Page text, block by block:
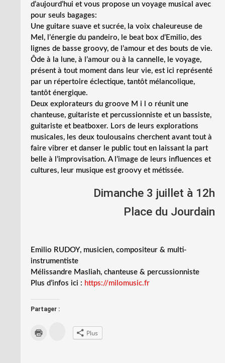
d’aujourd’hui et vous propose un voyage musical avec
pour seuls bagages:
Une guitare suave et sucrée, la voix chaleureuse de
Mel, l’énergie du pandeiro, le beat box d’Emilio, des
lignes de basse groovy, de l’amour et des bouts de vie.
Ôde à la lune, à l’amour ou à la cannelle, le voyage,
présent à tout moment dans leur vie, est ici représenté
par un répertoire éclectique, tantôt mélancolique,
tantôt énergique.
Deux explorateurs du groove M i l o réunit une
chanteuse, guitariste et percussionniste et un bassiste,
guitariste et beatboxer. Lors de leurs explorations
musicales, les deux toulousains cherchent avant tout à
faire vibrer et danser le public tout en laissant la part
belle à l’improvisation. A l’image de leurs influences et
cultures, leur musique est groovy et métissée.
Dimanche 3 juillet à 12h
Place du Jourdain
Emilio RUDOY, musicien, compositeur & multi-
instrumentiste
Mélissandre Masliah, chanteuse & percussionniste
Plus d’infos ici : https://milomusic.fr
Partager :
C Plus